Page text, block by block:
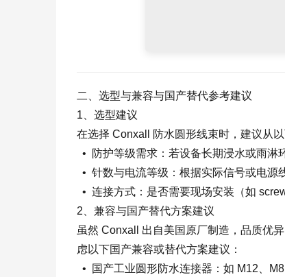
二、选型与兼容与国产替代参考建议
1、选型建议
在选择 Conxall 防水圆形线束时，建议从以
• 防护等级需求：若设备长期浸水或雨淋
• 针数与电流等级：根据实际信号或电源
• 连接方式：是否需要现场安装（如
2、兼容与国产替代方案建议
虽然 Conxall 出自美国原厂制造，品质优
虑以下国产兼容或替代方案建议：
• 国产工业圆形防水连接器：如 M12、